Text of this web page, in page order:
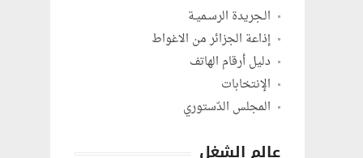
الـجريدة الرسـميـة
إذاعة الجزائر من الاغواط
دليل أرقام الهاتف
الإنتخابات
المجلس الدّستوري
عالم الشغل